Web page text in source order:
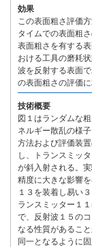
効果
この表面粗さ評価
タイムでの表面粗
表面粗さを有する
おける工具の磨耗
波を反射する表面
の表面粗さの評価
技術概要
図１はランダムな
ネルギー散乱の様
方法および評価装
し、トランスミッ
が斜入射される。
精度に大きな影響
１３を装着し易い
ランスミッター１
で、反射波１５の
なる性質があるこ
同一となるように